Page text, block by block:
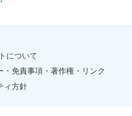
について
・免責事項・著作権・リンク
ィ方針